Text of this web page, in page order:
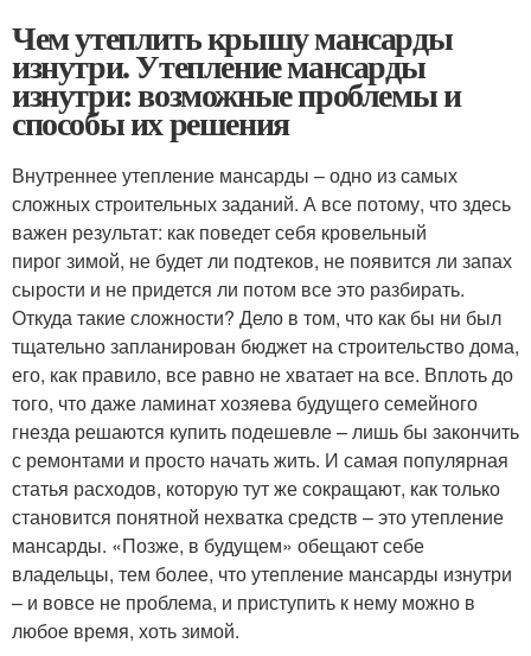
Чем утеплить крышу мансарды
изнутри. Утепление мансарды
изнутри: возможные проблемы и
способы их решения
Внутреннее утепление мансарды – одно из самых
сложных строительных заданий. А все потому, что здесь
важен результат: как поведет себя кровельный
пирог зимой, не будет ли подтеков, не появится ли запах
сырости и не придется ли потом все это разбирать.
Откуда такие сложности? Дело в том, что как бы ни был
тщательно запланирован бюджет на строительство дома,
его, как правило, все равно не хватает на все. Вплоть до
того, что даже ламинат хозяева будущего семейного
гнезда решаются купить подешевле – лишь бы закончить
с ремонтами и просто начать жить. И самая популярная
статья расходов, которую тут же сокращают, как только
становится понятной нехватка средств – это утепление
мансарды. «Позже, в будущем» обещают себе
владельцы, тем более, что утепление мансарды изнутри
– и вовсе не проблема, и приступить к нему можно в
любое время, хоть зимой.